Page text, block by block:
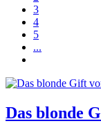
3
4
5
...
Das blonde